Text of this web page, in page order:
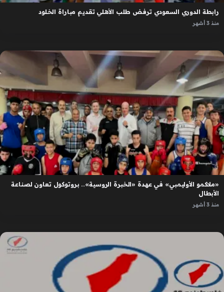
رابطة الدوري السعودي ترفض طلب الأهلي تقديم مباراة الخلود
منذ 3 أشهر
«ملاكمو الأوليمبي» في عهدة «الخبرة الروسية».. بروتوكول تعاون لصناعة
الأبطال
منذ 3 أشهر